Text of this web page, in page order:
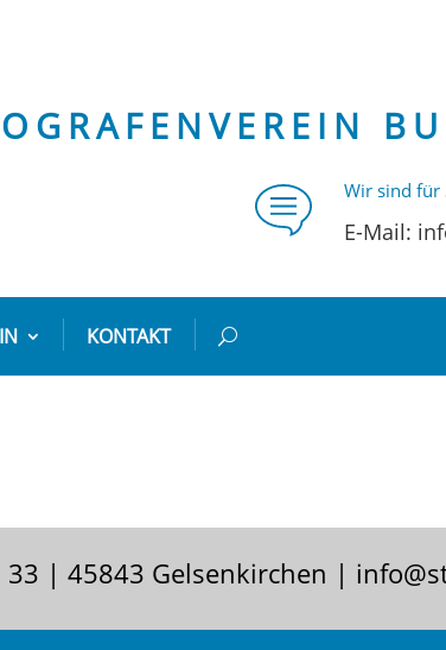
Wir sind für
E-Mail:
KONTAKT
| 45843 Gelsenkirchen |